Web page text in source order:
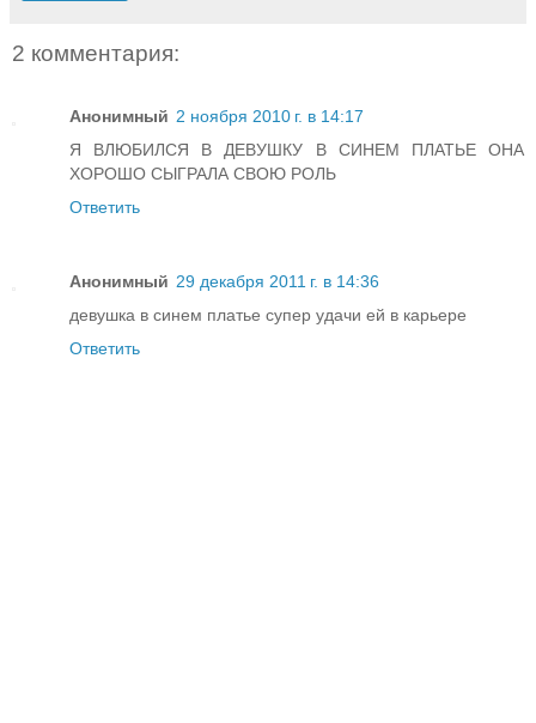
2 комментария:
Анонимный 2 ноября 2010 г. в 14:17
Я ВЛЮБИЛСЯ В ДЕВУШКУ В СИНЕМ ПЛАТЬЕ ОНА
ХОРОШО СЫГРАЛА СВОЮ РОЛЬ
Ответить
Анонимный 29 декабря 2011 г. в 14:36
девушка в синем платье супер удачи ей в карьере
Ответить